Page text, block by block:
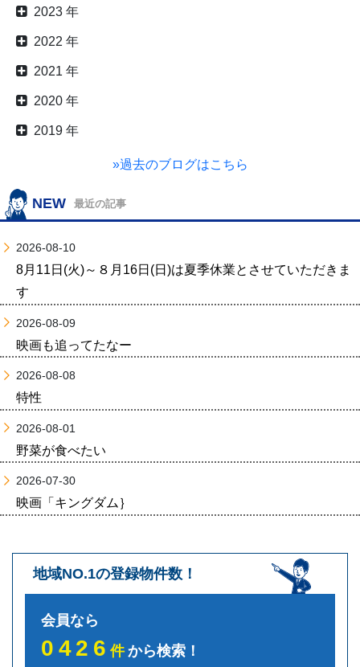
2023 年
2022 年
2021 年
2020 年
2019 年
»過去のブログはこちら
NEW 最近の記事
2026-08-10
8月11日(火)～８月16日(日)は夏季休業とさせていただきま
す
2026-08-09
映画も追ってたなー
2026-08-08
特性
2026-08-01
野菜が食べたい
2026-07-30
映画「キングダム｝
地域NO.1の登録物件数！
会員なら
0426件から検索！